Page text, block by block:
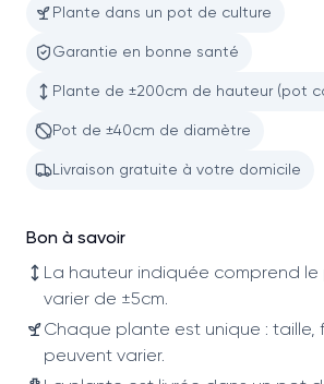
Plante dans un pot de culture
Garantie en bonne santé
Plante de ±200cm de hauteur (pot
Pot de ±40cm de diamètre
Livraison gratuite à votre domicile
Bon à savoir
La hauteur indiquée comprend
varier de ±5cm.
Chaque plante est unique : taille,
peuvent varier.